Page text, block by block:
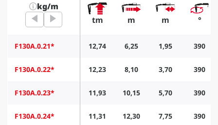
kg/m
tm
m m °
F130A.0.21* 12,74 6,25 1,95 390
F130A.0.22* 12,23 8,10 3,70 390
F130A.0.23* 11,93 10,15 5,70 390
F130A.0.24* 11,31 12,30 7,75 390